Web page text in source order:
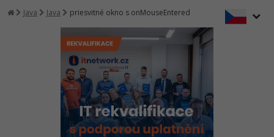
Workshopy zdarma
Umělá inteligence v praxi
Datová analýza v praxi
Školení
Základy programování
Objektové programování - OOP
Umělá inteligence
Školení dle technologií
C# .NET
Java
Kurzy IT profesí
Junior programátor
Programátor WWW aplikací
Senior programátor
Front-end developer
Kurzy programování
Jak začít?
Java -80%
C#.NET -80%
Java Java priesvitné okno s onMouseEntered